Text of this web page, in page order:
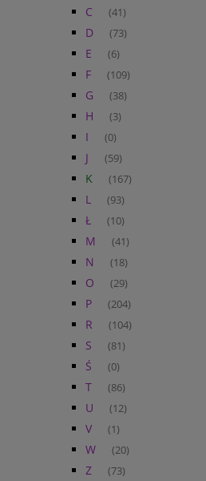
C (41)
D (73)
E (6)
F (109)
G (38)
H (3)
I (0)
J (59)
K (167)
L (93)
Ł (10)
M (41)
N (18)
O (29)
P (204)
R (104)
S (81)
Ś (0)
T (86)
U (12)
V (1)
W (20)
Z (73)